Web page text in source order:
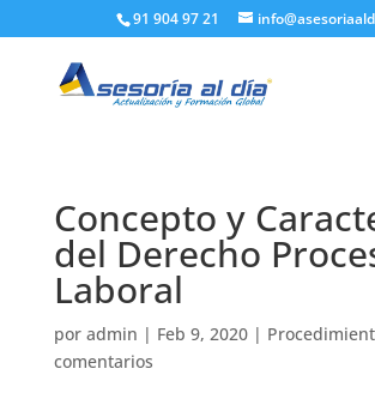
91 904 97 21
Concepto y
del Derecho
Laboral
por admin | Feb 9, 2020|
comentarios